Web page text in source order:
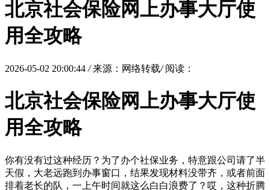
北京社会保险网上办事大厅使
用全攻略
2026-05-02 20:00:44 / 来源：网络转载/ 阅读：
北京社会保险网上办事大厅使
用全攻略
你有没有过这种经历？为了办个社保业务，特意跟公司请了半
天假，大老远跑到办事窗口，结果发现材料没带齐，或者前面
排着老长的队，一上午时间就这么白白浪费了？哎，这种折腾